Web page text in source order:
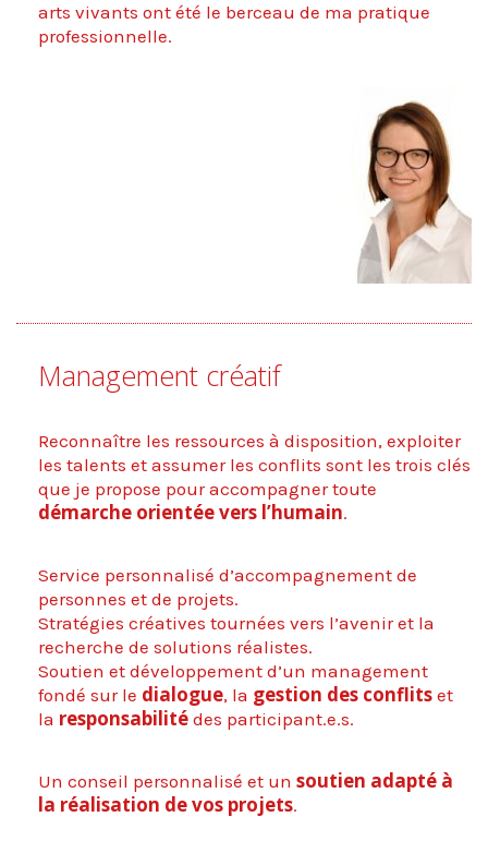
arts vivants ont été le berceau de ma pratique
professionnelle.
Management créatif
Reconnaître les ressources à disposition, exploiter
les talents et assumer les conflits sont les trois clés
que je propose pour accompagner toute
démarche orientée vers l’humain.
Service personnalisé d’accompagnement de
personnes et de projets.
Stratégies créatives tournées vers l’avenir et la
recherche de solutions réalistes.
Soutien et développement d’un management
fondé sur le dialogue, la gestion des conflits et
la responsabilité des participant.e.s.
Un conseil personnalisé et un soutien adapté à
la réalisation de vos projets.